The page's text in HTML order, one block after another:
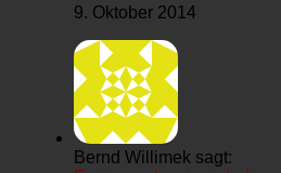
9. Oktober 2014
Bernd Willimek sagt: